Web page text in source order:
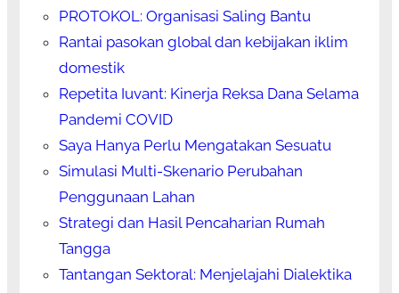
PROTOKOL: Organisasi Saling Bantu
Rantai pasokan global dan kebijakan iklim
domestik
Repetita Iuvant: Kinerja Reksa Dana Selama
Pandemi COVID
Saya Hanya Perlu Mengatakan Sesuatu
Simulasi Multi-Skenario Perubahan
Penggunaan Lahan
Strategi dan Hasil Pencaharian Rumah
Tangga
Tantangan Sektoral: Menjelajahi Dialektika